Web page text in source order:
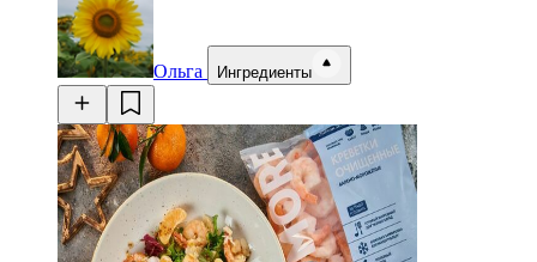
Ольга Ингредиенты